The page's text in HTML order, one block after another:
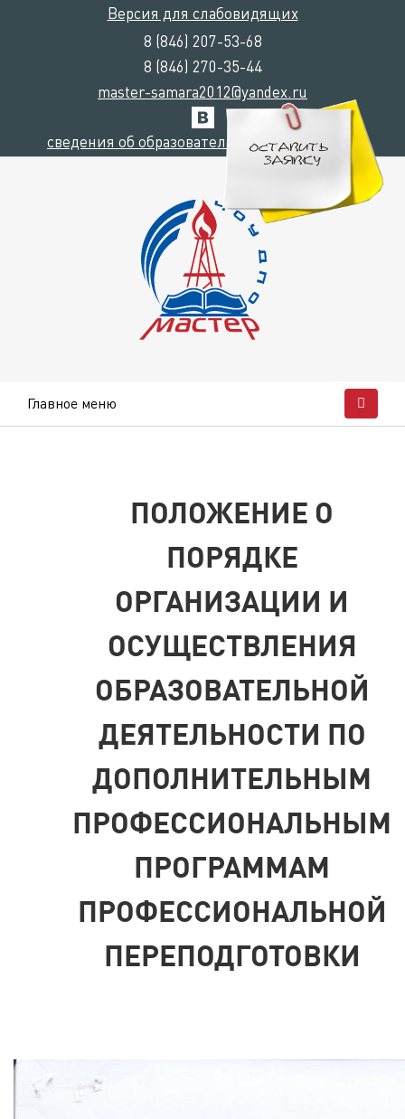
Версия для слабовидящих
8 (846) 207-53-68
8 (846) 270-35-44
master-samara2012@yandex.ru
сведения об образовательной организации
Главное меню
ПОЛОЖЕНИЕ О
ПОРЯДКЕ
ОРГАНИЗАЦИИ И
ОСУЩЕСТВЛЕНИЯ
ОБРАЗОВАТЕЛЬНОЙ
ДЕЯТЕЛЬНОСТИ ПО
ДОПОЛНИТЕЛЬНЫМ
ПРОФЕССИОНАЛЬНЫМ
ПРОГРАММАМ
ПРОФЕССИОНАЛЬНОЙ
ПЕРЕПОДГОТОВКИ